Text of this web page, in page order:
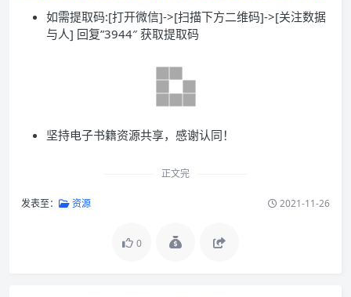
如需提取码:[打开微信]->[扫描下方二维码]->[关注数据
与人] 回复”3944″ 获取提取码
坚持电子书籍资源共享，感谢认同！
正文完
发表至： 资源 2021-11-26
0